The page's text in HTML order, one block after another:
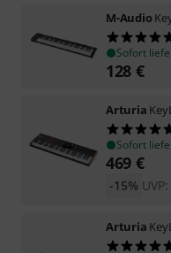
M-Audio
Sofort
128 €
Arturia
Sofort
469 €
UVP:
-15%
Arturia